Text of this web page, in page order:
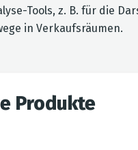
Tools, z. B. für die
in Verkaufsräumen.
Produkte